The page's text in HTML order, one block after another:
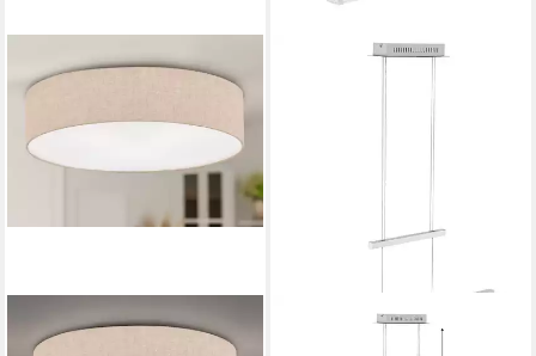
FISCHER & HONSEL
LED Deckenleuchte,
FISCHER & HONSEL